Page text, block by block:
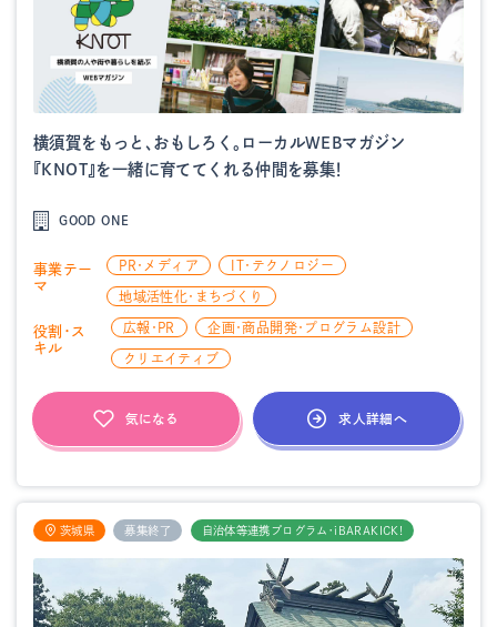
横須賀をもっと、おもしろく。ローカルWEBマガジン
『KNOT』を一緒に育ててくれる仲間を募集！
GOOD ONE
事業テー
マ
PR・メディア IT・テクノロジー
地域活性化・まちづくり
役割・ス
キル
広報・PR 企画・商品開発・プログラム設計
クリエイティブ
気になる 求人詳細へ
茨城県 募集終了 自治体等連携プログラム・iBARAKICK!